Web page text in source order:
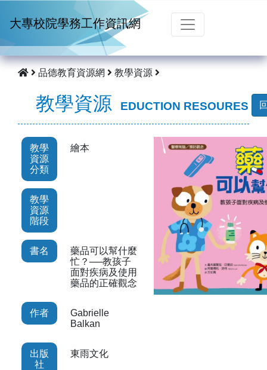
大專校院學務工作資訊網
品德教育資源網 教學資源
教學資源 EDUCTION RESOURES
教學
資源
分類
繪本
教學
資源
階段
書名
藥品可以幫什麼
忙？──教孩子
面對疾病及使用
藥品的正確觀念
作者
Gabrielle
Balkan
出版
社
東雨文化